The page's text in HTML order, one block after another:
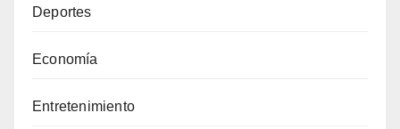
Deportes
Economía
Entretenimiento